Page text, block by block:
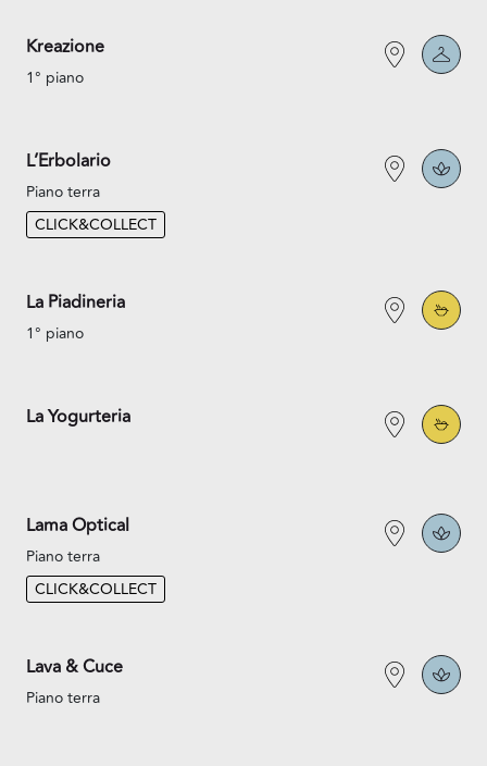
Kreazione
1° piano
L’Erbolario
Piano terra
CLICK&COLLECT
La Piadineria
1° piano
La Yogurteria
Lama Optical
Piano terra
CLICK&COLLECT
Lava & Cuce
Piano terra